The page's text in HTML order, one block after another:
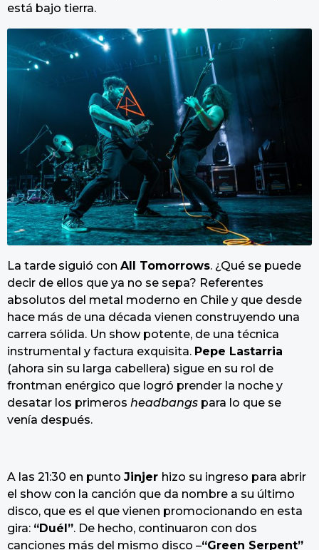
está bajo tierra.
La tarde siguió con All Tomorrows. ¿Qué se puede
decir de ellos que ya no se sepa? Referentes
absolutos del metal moderno en Chile y que desde
hace más de una década vienen construyendo una
carrera sólida. Un show potente, de una técnica
instrumental y factura exquisita. Pepe Lastarria
(ahora sin su larga cabellera) sigue en su rol de
frontman enérgico que logró prender la noche y
desatar los primeros headbangs para lo que se
venía después.
A las 21:30 en punto Jinjer hizo su ingreso para abrir
el show con la canción que da nombre a su último
disco, que es el que vienen promocionando en esta
gira: “Duél”. De hecho, continuaron con dos
canciones más del mismo disco –“Green Serpent”